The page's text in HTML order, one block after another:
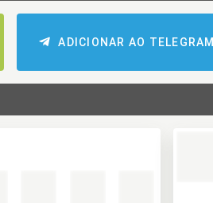
ADICIONAR AO TELEGRAM